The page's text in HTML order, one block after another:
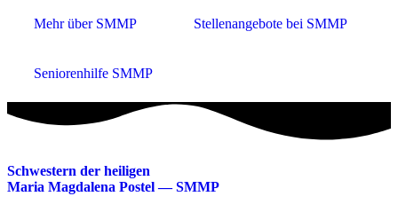
Mehr über SMMP Stellenangebote bei SMMP
Seniorenhilfe SMMP
Schwestern der heiligen
Maria Magdalena Postel — SMMP